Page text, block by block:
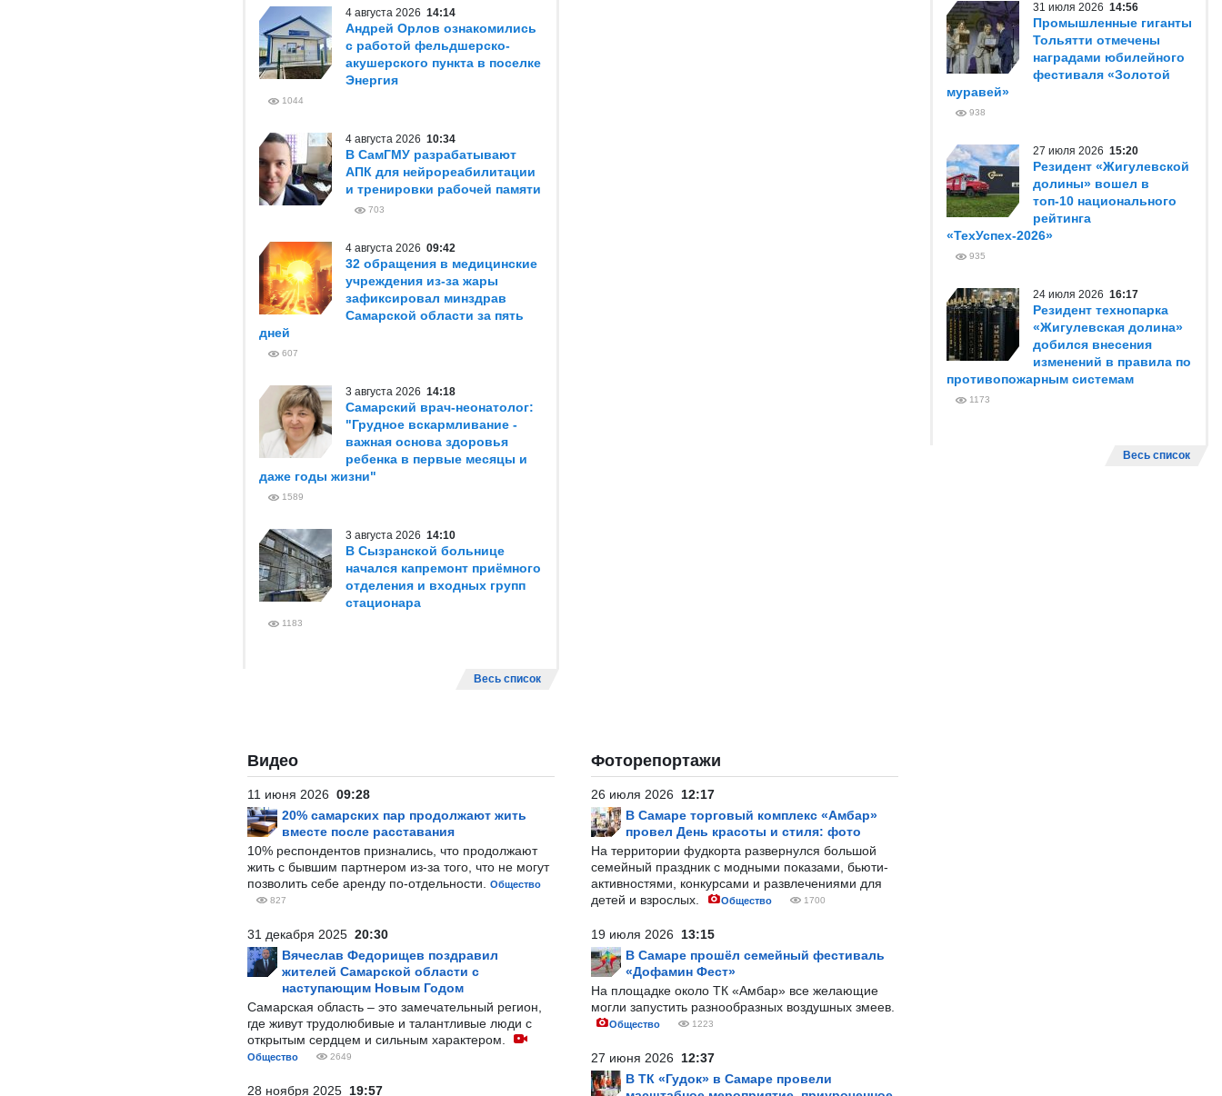
4 августа 2026 14:14
Андрей Орлов ознакомились
с работой фельдшерско-
акушерского пункта в поселке
Энергия
1044
4 августа 2026 10:34
В СамГМУ разрабатывают
АПК для нейрореабилитации
и тренировки рабочей памяти
703
4 августа 2026 09:42
32 обращения в медицинские
учреждения из-за жары
зафиксировал минздрав
Самарской области за пять
дней
607
3 августа 2026 14:18
Самарский врач-неонатолог:
"Грудное вскармливание -
важная основа здоровья
ребенка в первые месяцы и
даже годы жизни"
1589
3 августа 2026 14:10
В Сызранской больнице
начался капремонт приёмного
отделения и входных групп
стационара
1183
Весь список
Видео
11 июня 2026 09:28
20% самарских пар продолжают жить
вместе после расставания
10% респондентов признались, что продолжают
жить с бывшим партнером из-за того, что не могут
позволить себе аренду по-отдельности.
Общество
827
31 декабря 2025 20:30
Вячеслав Федорищев поздравил
жителей Самарской области с
наступающим Новым Годом
Самарская область – это замечательный регион,
где живут трудолюбивые и талантливые люди с
открытым сердцем и сильным характером.
Общество 2649
28 ноября 2025 19:57
Фоторепортажи
26 июля 2026 12:17
В Самаре торговый комплекс «Амбар»
провел День красоты и стиля: фото
На территории фудкорта развернулся большой
семейный праздник с модными показами, бьюти-
активностями, конкурсами и развлечениями для
детей и взрослых.
Общество 1700
19 июля 2026 13:15
В Самаре прошёл семейный фестиваль
«Дофамин Фест»
На площадке около ТК «Амбар» все желающие
могли запустить разнообразных воздушных змеев.
Общество 1223
27 июня 2026 12:37
В ТК «Гудок» в Самаре провели
31 июля 2026 14:56
Промышленные гиганты
Тольятти отмечены
наградами юбилейного
фестиваля «Золотой
муравей»
938
27 июля 2026 15:20
Резидент «Жигулевской
долины» вошел в
топ-10 национального
рейтинга
«ТехУспех-2026»
935
24 июля 2026 16:17
Резидент технопарка
«Жигулевская долина»
добился внесения
изменений в правила по
противопожарным системам
1173
Весь список